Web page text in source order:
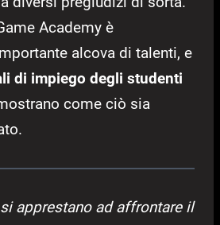
Academy è
alcova di talenti, e
di impiego degli studenti
come ciò sia
apprestano ad affrontare il